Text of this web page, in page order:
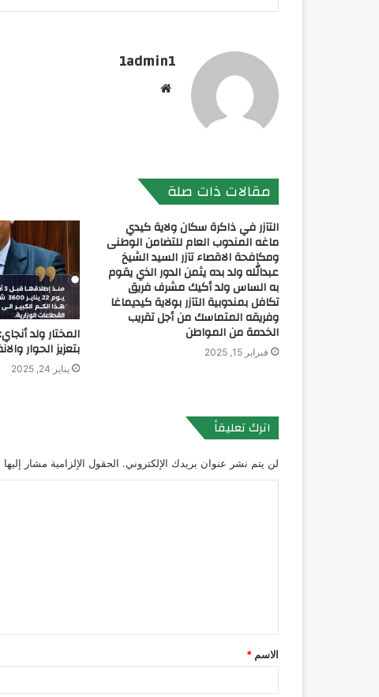
1admin1
مقالات ذات صلة
التآزر في ذاكرة سكان ولاية كيدي
ماغه المندوب العام للتضامن الوطنى
ومكافحة الاقصاء تآزر السيد الشيخ
عبدالله ولد بده يثمن الدور الذي يقوم
به الساس ولد أكيك مشرف فريق
تكافل بمندوبية التآزر بولاية كيديماغا
وفريقه المتماسك من أجل تقريب
الخدمة من المواطن
فبراير 15, 2025
المختار ولد
بتعزيز الحوار
يناير 24, 2025
اترك تعليقاً
لن يتم نشر عنوان بريدك الإلكتروني. الحقول الإلزامية مشار إليها
ق
*
الاسم *